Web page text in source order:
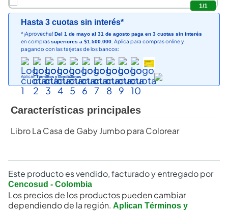
1/1
Hasta 3 cuotas sin interés*
*¡Aprovecha! Del 1 de mayo al 31 de agosto paga en 3 cuotas sin interés
en comprassuperiores a $1.500.000. Aplica para compras online y
pagando con las tarjetas de los bancos:
AplicanTérminos y condiciones
Características principales
Libro La Casa de Gaby Jumbo para Colorear
Este producto es vendido, facturado y entregado por
Cencosud - Colombia
Los precios de los productos pueden cambiar
dependiendo de la región. Aplican Términos y